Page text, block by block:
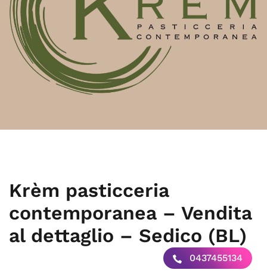
Krèm pasticceria
contemporanea – Vendita
al dettaglio – Sedico (BL)
0437455134